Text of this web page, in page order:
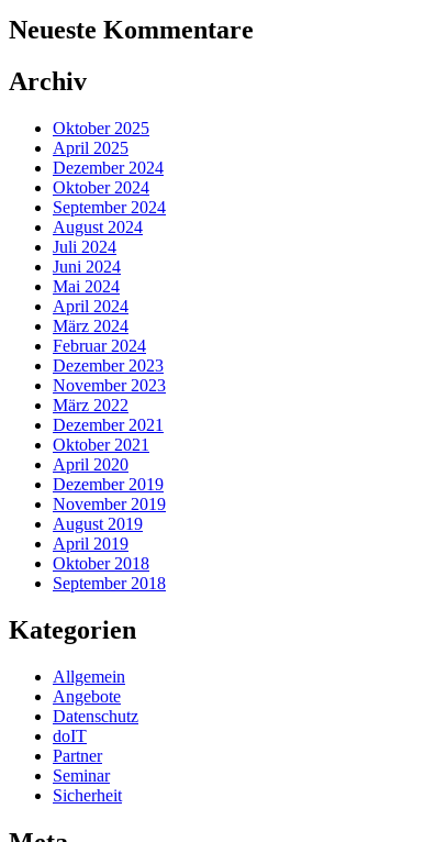
Neueste Kommentare
Archiv
Oktober 2025
April 2025
Dezember 2024
Oktober 2024
September 2024
August 2024
Juli 2024
Juni 2024
Mai 2024
April 2024
März 2024
Februar 2024
Dezember 2023
November 2023
März 2022
Dezember 2021
Oktober 2021
April 2020
Dezember 2019
November 2019
August 2019
April 2019
Oktober 2018
September 2018
Kategorien
Allgemein
Angebote
Datenschutz
doIT
Partner
Seminar
Sicherheit